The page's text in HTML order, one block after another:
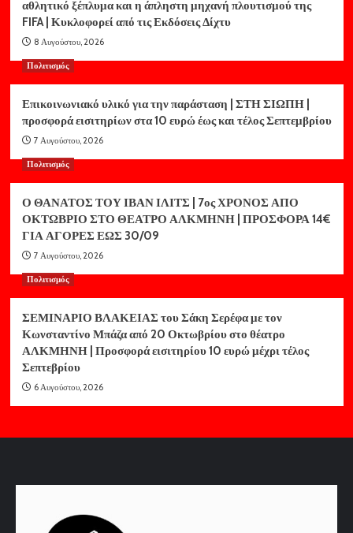
αθλητικό ξέπλυμα και η άπληστη μηχανή πλουτισμού της
FIFA | Κυκλοφορεί από τις Εκδόσεις Δίχτυ
8 Αυγούστου, 2026
Πολιτισμός
Επικοινωνιακό υλικό για την παράσταση | ΣΤΗ ΣΙΩΠΗ |
προσφορά εισιτηρίων στα 10 ευρώ έως και τέλος Σεπτεμβρίου
7 Αυγούστου, 2026
Πολιτισμός
Ο ΘΑΝΑΤΟΣ ΤΟΥ ΙΒΑΝ ΙΛΙΤΣ | 7ος ΧΡΟΝΟΣ ΑΠΟ
ΟΚΤΩΒΡΙΟ ΣΤΟ ΘΕΑΤΡΟ ΑΛΚΜΗΝΗ | ΠΡΟΣΦΟΡΑ 14€
ΓΙΑ ΑΓΟΡΕΣ ΕΩΣ 30/09
7 Αυγούστου, 2026
Πολιτισμός
ΣΕΜΙΝΑΡΙΟ ΒΛΑΚΕΙΑΣ του Σάκη Σερέφα με τον
Κωνσταντίνο Μπάζα από 20 Οκτωβρίου στο θέατρο
ΑΛΚΜΗΝΗ | Προσφορά εισιτηρίου 10 ευρώ μέχρι τέλος
Σεπτεβρίου
6 Αυγούστου, 2026